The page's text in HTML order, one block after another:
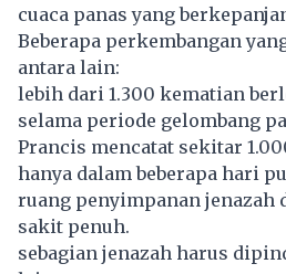
cuaca panas yang
Beberapa perkembangan
antara lain:
lebih dari 1.300 kematian
selama periode gelombang
Prancis mencatat sekitar
hanya dalam beberapa hari
ruang penyimpanan jenazah
sakit penuh.
sebagian jenazah harus